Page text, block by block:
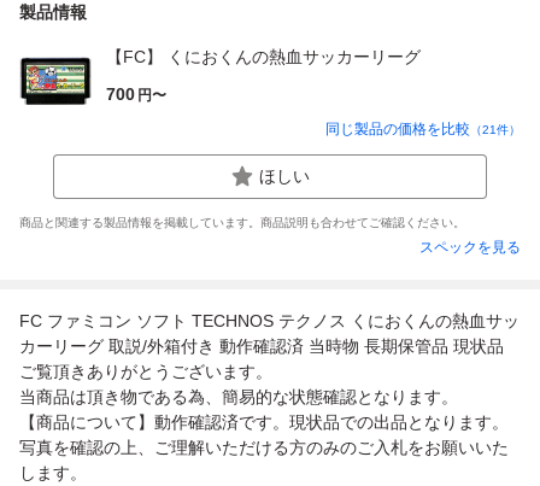
製品情報
【FC】 くにおくんの熱血サッカーリーグ
700 円〜
同じ製品の価格を比較 （21件）
ほしい
商品と関連する製品情報を掲載しています。商品説明も合わせてご確認ください。
スペックを見る
FC ファミコン ソフト TECHNOS テクノス くにおくんの熱血サッ
カーリーグ 取説/外箱付き 動作確認済 当時物 長期保管品 現状品
ご覧頂きありがとうございます。
当商品は頂き物である為、簡易的な状態確認となります。
【商品について】動作確認済です。現状品での出品となります。
写真を確認の上、ご理解いただける方のみのご入札をお願いいた
します。